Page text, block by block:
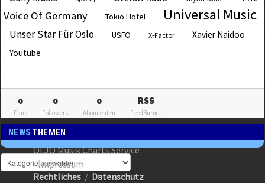
Voice Of Germany
Tokio Hotel Universal Music
Unser Star Für Oslo USFO X-Factor
Xavier Naidoo
Youtube
0
Fans
0
Followers
0
Abonnenten
RSS
FeedBurner
NEWSTHEMEN
OLJO Musik Charts Service
Impressum
Rechtliches / Datenschutz